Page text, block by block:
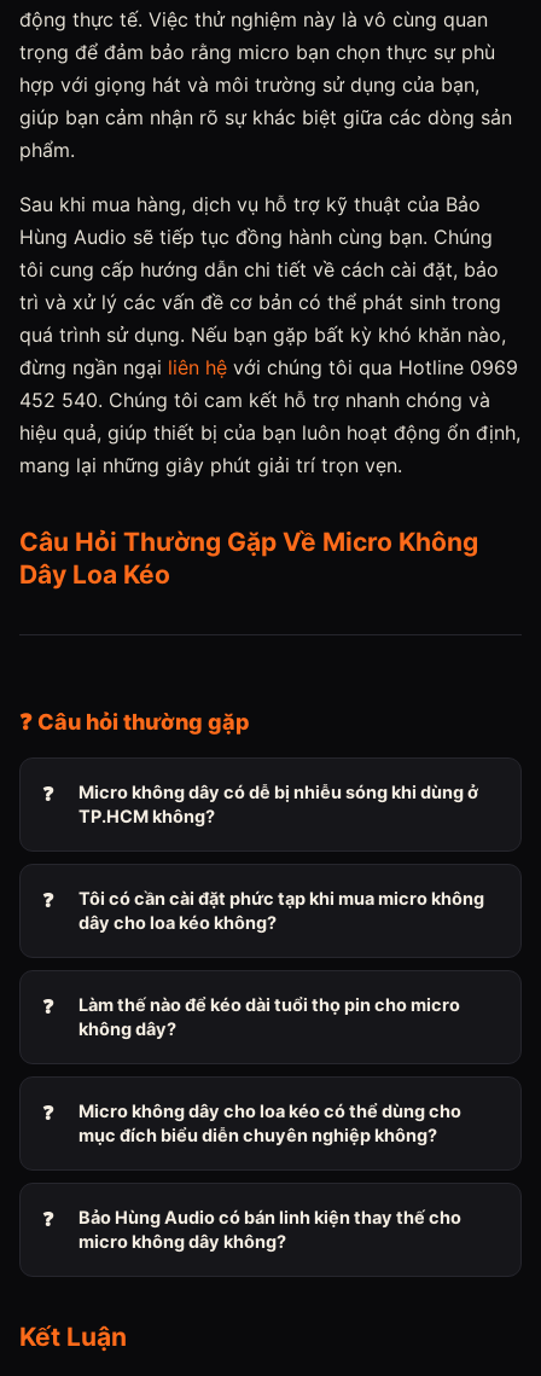
động thực tế. Việc thử nghiệm này là vô cùng quan
trọng để đảm bảo rằng micro bạn chọn thực sự phù
hợp với giọng hát và môi trường sử dụng của bạn,
giúp bạn cảm nhận rõ sự khác biệt giữa các dòng sản
phẩm.
Sau khi mua hàng, dịch vụ hỗ trợ kỹ thuật của Bảo
Hùng Audio sẽ tiếp tục đồng hành cùng bạn. Chúng
tôi cung cấp hướng dẫn chi tiết về cách cài đặt, bảo
trì và xử lý các vấn đề cơ bản có thể phát sinh trong
quá trình sử dụng. Nếu bạn gặp bất kỳ khó khăn nào,
đừng ngần ngại liên hệ với chúng tôi qua Hotline 0969
452 540. Chúng tôi cam kết hỗ trợ nhanh chóng và
hiệu quả, giúp thiết bị của bạn luôn hoạt động ổn định,
mang lại những giây phút giải trí trọn vẹn.
Câu Hỏi Thường Gặp Về Micro Không
Dây Loa Kéo
❓ Câu hỏi thường gặp
Micro không dây có dễ bị nhiễu sóng khi dùng ở
TP.HCM không?
Tôi có cần cài đặt phức tạp khi mua micro không
dây cho loa kéo không?
Làm thế nào để kéo dài tuổi thọ pin cho micro
không dây?
Micro không dây cho loa kéo có thể dùng cho
mục đích biểu diễn chuyên nghiệp không?
Bảo Hùng Audio có bán linh kiện thay thế cho
micro không dây không?
Kết Luận